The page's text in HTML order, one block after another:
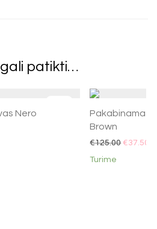
patikti…
Nero
Pakabinamas
Brown
€125.00 €37.50
Turime